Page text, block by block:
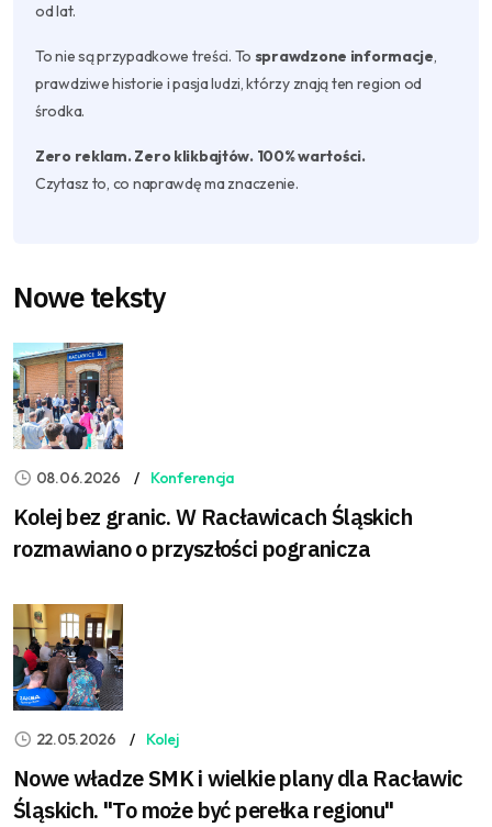
od lat.
To nie są przypadkowe treści. To sprawdzone informacje,
prawdziwe historie i pasja ludzi, którzy znają ten region od
środka.
Zero reklam. Zero klikbajtów. 100% wartości.
Czytasz to, co naprawdę ma znaczenie.
Nowe teksty
08.06.2026 Konferencja
Kolej bez granic. W Racławicach Śląskich
rozmawiano o przyszłości pogranicza
22.05.2026 Kolej
Nowe władze SMK i wielkie plany dla Racławic
Śląskich. "To może być perełka regionu"